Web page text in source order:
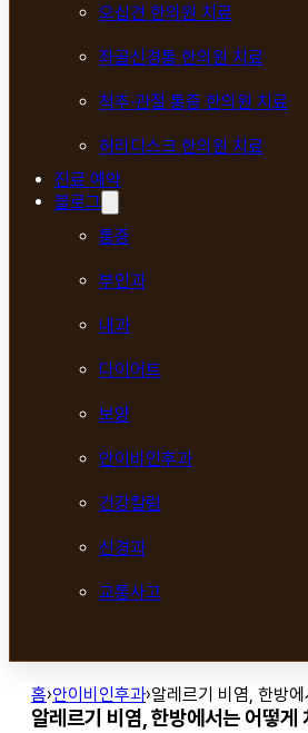
오십견 한의원 치료
좌골신경통 한의원 치료
척추·관절 통증 한의원 치료
허리디스크 한의원 치료
진료 예약
블로그
통증
부인과
내과
다이어트
보양
안이비인후과
건강칼럼
신경과
교통사고
홈›안이비인후과›알레르기 비염, 한방
알레르기 비염, 한방에서는 어떻게